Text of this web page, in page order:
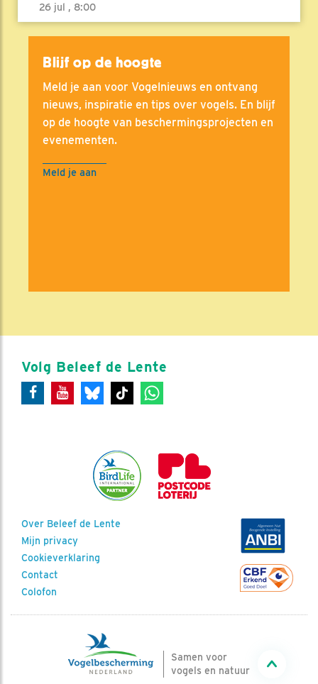
26 jul , 8:00
Blijf op de hoogte
Meld je aan voor Vogelnieuws en ontvang
nieuws, inspiratie en tips over vogels. En blijf
op de hoogte van beschermingsprojecten en
evenementen.
Meld je aan
Volg Beleef de Lente
Over Beleef de Lente
Mijn privacy
Cookieverklaring
Contact
Colofon
Samen voor
vogels en natuur